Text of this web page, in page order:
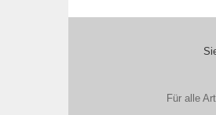
Für alle